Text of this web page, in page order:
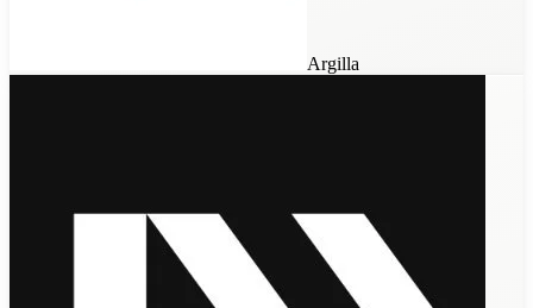
Argilla